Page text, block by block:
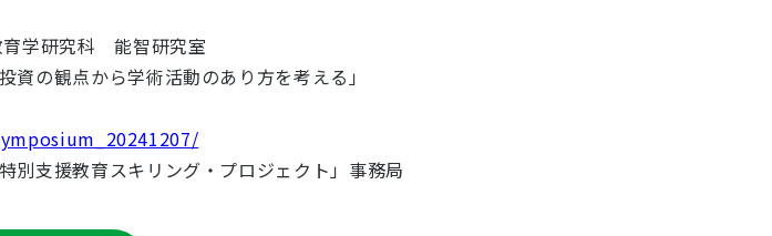
育学研究科 能智研究室
の観点から学術活動のあり方を考える」
支援教育スキリング・プロジェクト」事務局